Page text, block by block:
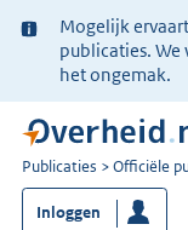
Ter
informatie:
Mogelijk
publicaties. We
het ongemak.
U
bent
nu
Publicaties Officiële
Inloggen